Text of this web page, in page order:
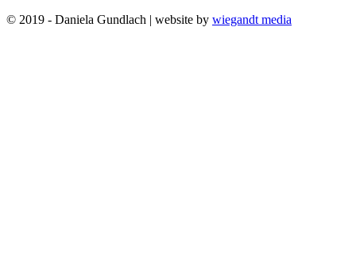
© 2019 - Daniela Gundlach | website by wiegandt media